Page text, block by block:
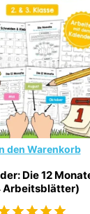
den Warenkorb
Die 12
Arbeitsblätter)